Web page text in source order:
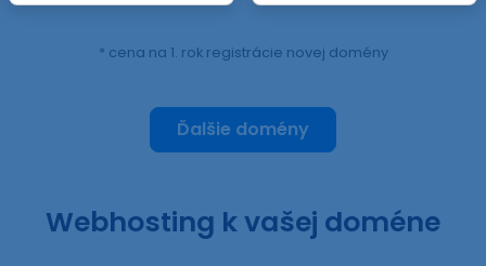
* cena na 1. rok registrácie novej domény
Ďalšie domény
Webhosting k vašej doméne